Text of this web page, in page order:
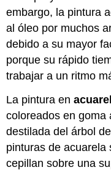
embargo, la pintura
al óleo por muchos
debido a su mayor
porque su rápido
trabajar a un ritmo
La pintura en
coloreados en goma
destilada del árbol
pinturas de acuarela
cepillan sobre una